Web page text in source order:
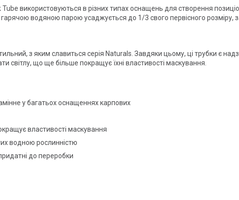
використовуються в різних типах оснащень для створення
водяною парою усаджується до 1/3 свого первісного розміру,
з яким славиться серія Naturals. Завдяки цьому, ці трубки є
світлу, що ще більше покращує їхні властивості маскування.
у багатьох оснащеннях карпових
властивості маскування
водною рослинністю
до переробки